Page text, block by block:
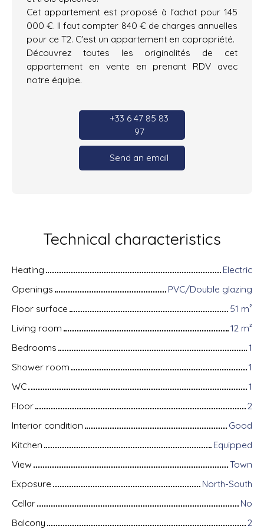
Cet appartement est proposé à l'achat pour 145
000 €. Il faut compter 840 € de charges annuelles
pour ce T2. C'est un appartement en copropriété.
Découvrez toutes les originalités de cet
appartement en vente en prenant RDV avec
notre équipe.
+33 6 47 85 83
97
Send an email
Technical characteristics
Heating
Electric
Openings
PVC/Double glazing
Floor surface
51 m²
Living room
12 m²
Bedrooms
1
Shower room
1
WC
1
Floor
2
Interior condition
Good
Kitchen
Equipped
View
Town
Exposure
North-South
Cellar
No
Balcony
2